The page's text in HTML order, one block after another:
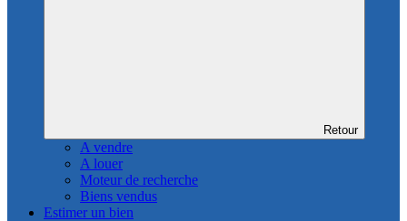
Retour
A vendre
A louer
Moteur de recherche
Biens vendus
Estimer un bien